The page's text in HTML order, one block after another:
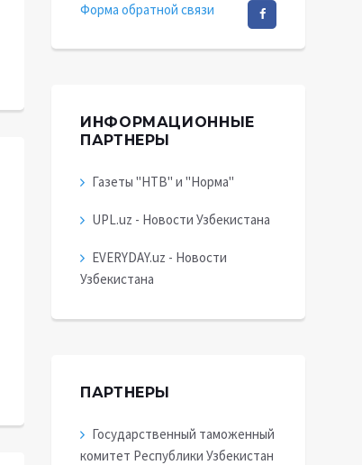
Форма обратной связи
ИНФОРМАЦИОННЫЕ
ПАРТНЕРЫ
Газеты "НТВ" и "Норма"
UPL.uz - Новости Узбекистана
EVERYDAY.uz - Новости
Узбекистана
ПАРТНЕРЫ
Государственный таможенный
комитет Республики Узбекистан